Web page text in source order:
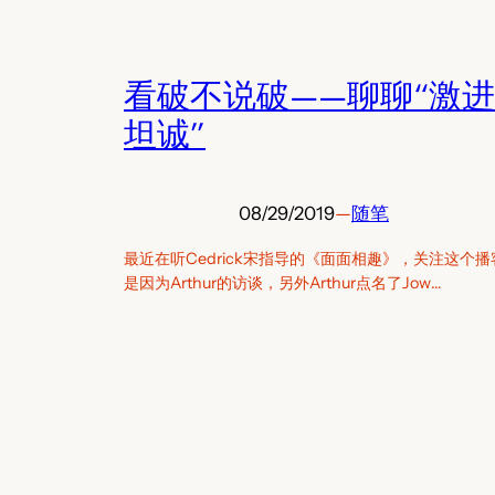
看破不说破——聊聊“激进
坦诚”
08/29/2019—随笔
最近在听Cedrick宋指导的《面面相趣》，关注这个播
是因为Arthur的访谈，另外Arthur点名了Jow…